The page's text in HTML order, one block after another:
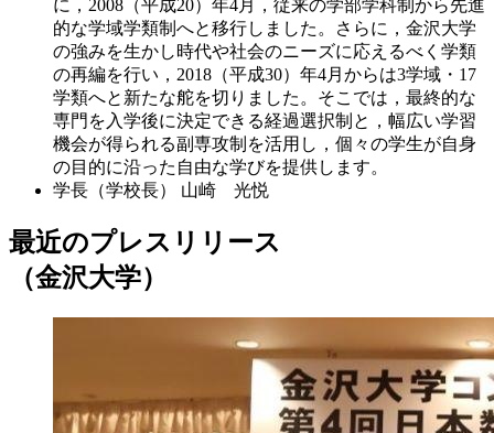
に，2008（平成20）年4月，従来の学部学科制から先進
的な学域学類制へと移行しました。さらに，金沢大学
の強みを生かし時代や社会のニーズに応えるべく学類
の再編を行い，2018（平成30）年4月からは3学域・17
学類へと新たな舵を切りました。そこでは，最終的な
専門を入学後に決定できる経過選択制と，幅広い学習
機会が得られる副専攻制を活用し，個々の学生が自身
の目的に沿った自由な学びを提供します。
学長（学校長）
山崎 光悦
最近のプレスリリース
（金沢大学）